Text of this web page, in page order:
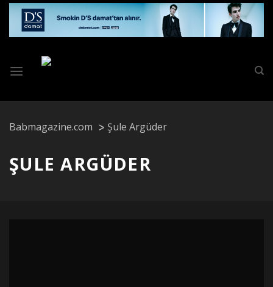
Skip
content
Babmagazine.com Şule Argüder
ŞULE ARGÜDER